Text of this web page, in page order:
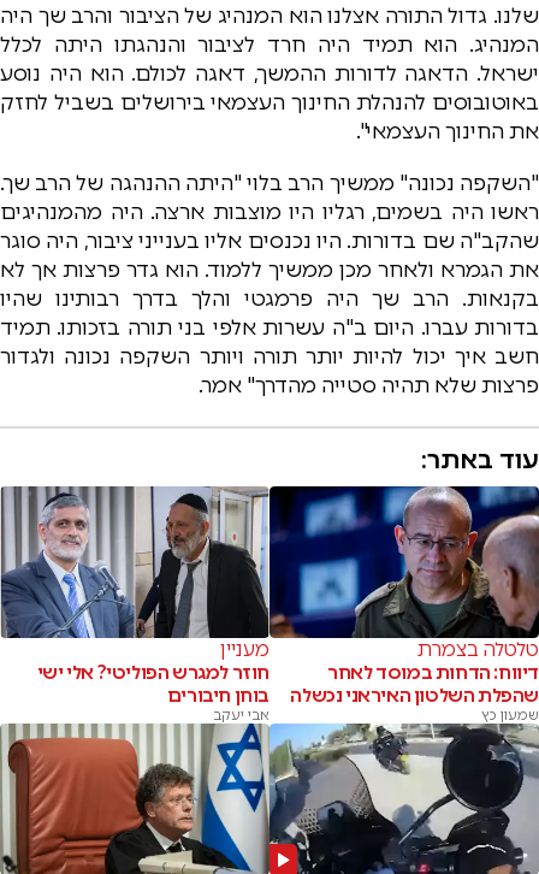
שלנו. גדול התורה אצלנו הוא המנהיג של הציבור והרב שך היה
המנהיג. הוא תמיד היה חרד לציבור והנהגתו היתה לכלל
ישראל. הדאגה לדורות ההמשך, דאגה לכולם. הוא היה נוסע
באוטובוסים להנהלת החינוך העצמאי בירושלים בשביל לחזק
את החינוך העצמאי".
"השקפה נכונה" ממשיך הרב בלוי "היתה ההנהגה של הרב שך.
ראשו היה בשמים, רגליו היו מוצבות ארצה. היה מהמנהיגים
שהקב"ה שם בדורות. היו נכנסים אליו בענייני ציבור, היה סוגר
את הגמרא ולאחר מכן ממשיך ללמוד. הוא גדר פרצות אך לא
בקנאות. הרב שך היה פרמגטי והלך בדרך רבותינו שהיו
בדורות עברו. היום ב"ה עשרות אלפי בני תורה בזכותו. תמיד
חשב איך יכול להיות יותר תורה ויותר השקפה נכונה ולגדור
פרצות שלא תהיה סטייה מהדרך" אמר.
עוד באתר:
טלטלה בצמרת
דיווח: הדחות במוסד לאחר
שהפלת השלטון האיראני נכשלה
שמעון כץ
מעניין
חוזר למגרש הפוליטי? אלי ישי
בוחן חיבורים
אבי יעקב